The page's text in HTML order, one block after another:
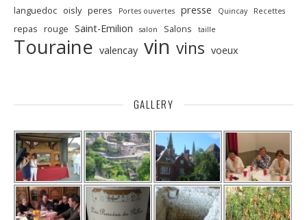
languedoc oisly peres Portes ouvertes presse Quincay Recettes
repas rouge Saint-Emilion salon Salons taille
Touraine valencay vin vins voeux
GALLERY